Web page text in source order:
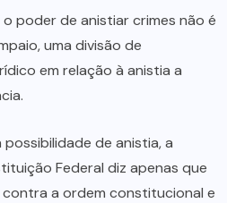
poder de anistiar crimes não é
uma divisão de
em relação à anistia a
de anistia, a
Federal diz apenas que
a ordem constitucional e